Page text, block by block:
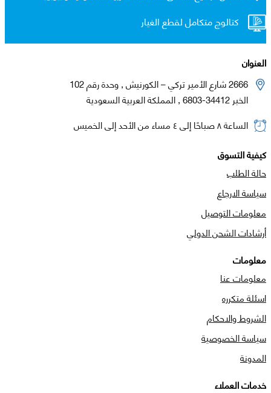
كتالوج متكامل لقطع الغيار
العنوان
2666 شارع الأمير تركي – الكورنيش , وحدة رقم 102
الخبر 34412-6803 , المملكة العربية السعودية
الساعة ٨ صباحًا إلى ٤ مساء من الأحد إلى الخميس
كيفية التسوق
حالة الطلب
سياسة الارجاع
معلومات التوصيل
أرشادات الشحن الدولي
معلومات
معلومات عنا
اسئلة متكرره
الشروط والاحكام
سياسة الخصوصية
المدونة
خدمات العملاء